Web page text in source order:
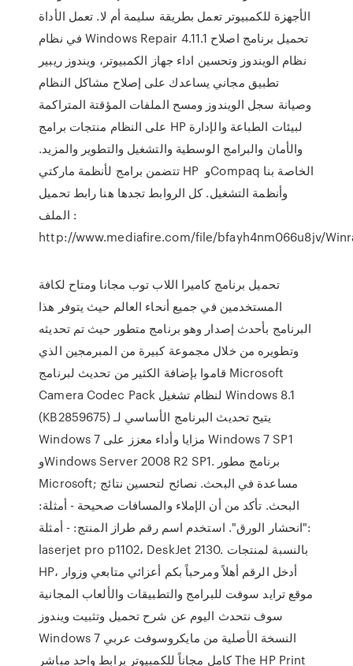
الأجهزة للكمبيوتر تعمل بطريقة سليمة أم لا. تعمل الأداة
في نظام Windows Repair 4.11.1 تحميل برنامج اصلاح
نظام الويندوز وتحسين اداء جهاز الكمبيوتر، ويندوز ريبير
تطبيق مجاني يساعدك على إصلاح مشاكل النظام
وصيانة سجل الويندوز ومسح الملفات المؤقتة المتراكمة
على النظام منتجات برامج HP لبيئات الطباعة والإدارة
والأمان والبرامج الوسطية والتشغيل والتطوير والمزيد.
تتضمن برامج لأنظمة ماركتي HP و ‏Compaq الخاصة بنا
وأنظمة التشغيل. كل الروابط تجدها هنا رابط تحميل
الملف :
تحميل برنامج كاميرا اللاب توب مجانا ومتاح لكافة
المستخدمين في جميع أنحاء العالم حيث يتوفر هذا
البرنامج بأحدث إصدار وهو برنامج متطور حيث تم تحديثه
وتطويره من خلال مجموعة كبيرة من المبرمجين الذي
قاموا بإضافة الكثير من تحديث لبرنامج Microsoft
Camera Codec Pack لنظام تشغيل Windows 8.1
(KB2859675) يتيح تحديث البرنامج الأساسي لـ
Windows 7 مزايا وأداء معزز على Windows 7 SP1
وWindows Server 2008 R2 SP1. برنامج مطور
Microsoft; مساعدة في البحث. نصائح لتحسين نتائج
البحث. تأكد من أن الإملاء والمسافات صحيحة - أمثلة:
"انحشار الورق". استخدم اسم رقم طراز المنتج: - أمثلة:
laserjet pro p1102، DeskJet 2130. بالنسبة لمنتجات
HP، أدخل الرقم أهلاً ومرحباً بكم أعزائي متابعي وزوار
موقع ترايد سوفت للبرامج والتطبيقات والألعاب المجانية
سوف نتحدث اليوم عن شرح تحميل وتثبيت ويندوز
Windows 7 النسخة الأصلية من مايكروسوفت عربي
كامل مجاناً للكمبيوتر برابط واحد مباشر The HP Print